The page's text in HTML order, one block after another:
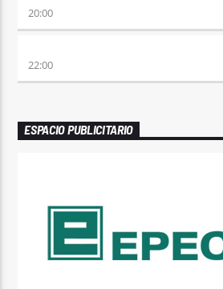
20:00
22:00
ESPACIO PUBLICITARIO